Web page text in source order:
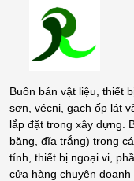
Buôn bán vật liệu, thiết
sơn, vécni, gạch ốp lát
lắp đặt trong xây dựng.
băng, đĩa trắng) trong
tính, thiết bị ngoại vi,
cửa hàng chuyên doanh